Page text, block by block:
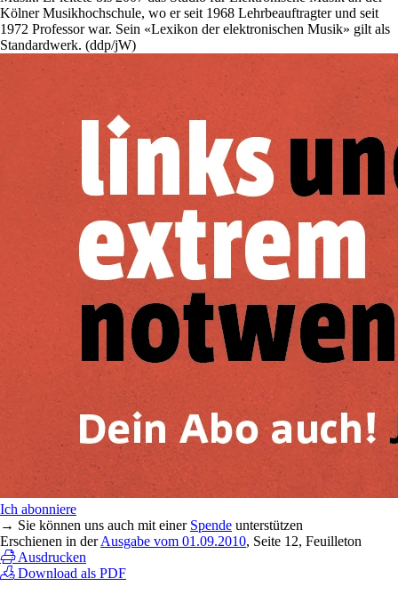
Kölner Musikhochschule, wo er seit 1968 Lehrbeauftragter und seit
1972 Professor war. Sein «Lexikon der elektronischen Musik» gilt als
Standardwerk. (ddp/jW)
Ich abonniere
→ Sie können uns auch mit einer Spende unterstützen
Erschienen in derAusgabe vom 01.09.2010, Seite 12, Feuilleton
Ausdrucken
Download als PDF